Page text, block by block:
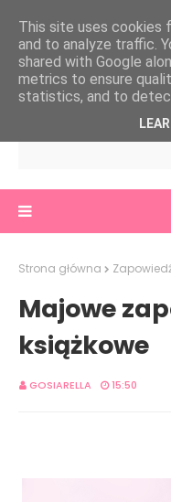
Strona główna
Majowe
książkowe
GOSIARELLA 15:50
This site uses cookies
and to analyze traffic.
shared with Google
metrics to ensure
statistics, and to